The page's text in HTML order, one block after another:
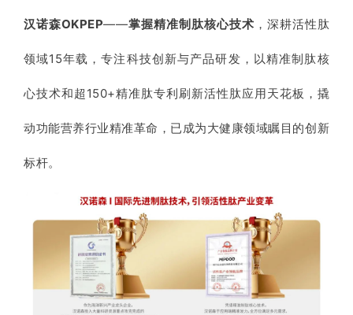
汉诺森OKPEP——掌握精准制肽核心技术 ，深耕活性肽
领域15年载，专注科技创新与产品研发，以精准制肽核
心技术和超150+精准肽专利刷新活性肽应用天花板 ，撬
动功能营养行业精准革命，已成为大健康领域瞩目的创新
标杆。